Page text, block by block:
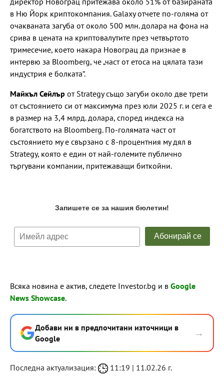
в Ню Йорк криптокомпания. Galaxy отчете по-голяма от
очакваната загуба от около 500 млн. долара на фона на
срива в цената на криптовалутите през четвъртото
тримесечие, което накара Новограц да признае в
интервю за Bloomberg, че „част от етоса на цялата тази
индустрия е болката“.
Майкъл Сейлър от Strategy също загуби около две трети
от състоянието си от максимума през юли 2025 г. и сега е
в размер на 3,4 млрд. долара, според индекса на
богатството на Bloomberg. По-голямата част от
състоянието му е свързано с 8-процентния му дял в
Strategy, която е един от най-големите публично
търгувани компании, притежаващи биткойни.
Всяка новина е актив, следете Investor.bg и в Google
News Showcase.
Добави ни в предпочитани източници в
Google
→
Последна актуализация: 11:19 | 11.02.26 г.